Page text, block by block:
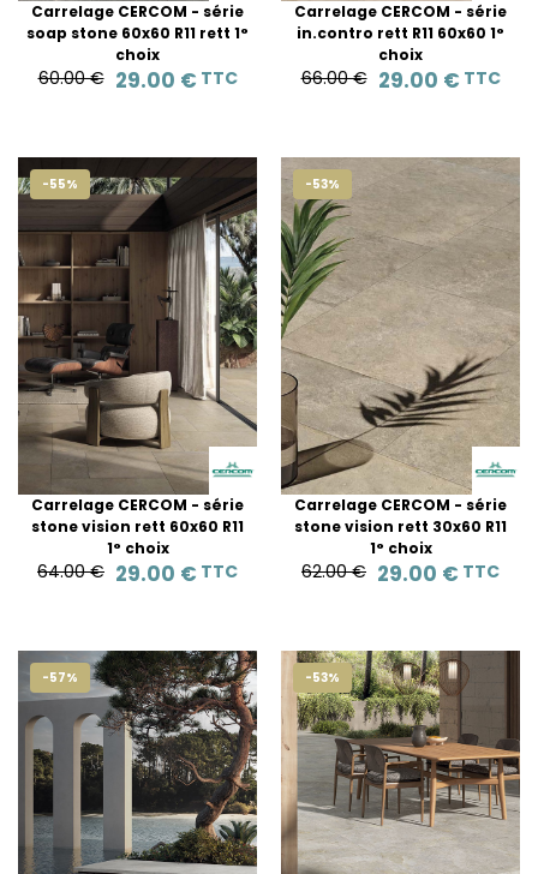
Carrelage CERCOM - série
soap stone 60x60 R11 rett 1°
choix
60.00 € 29.00 € TTC
Carrelage CERCOM - série
in.contro rett R11 60x60 1°
choix
66.00 € 29.00 € TTC
-55%
Carrelage CERCOM - série
stone vision rett 60x60 R11
1° choix
64.00 € 29.00 € TTC
-53%
Carrelage CERCOM - série
stone vision rett 30x60 R11
1° choix
62.00 € 29.00 € TTC
-57% -53%